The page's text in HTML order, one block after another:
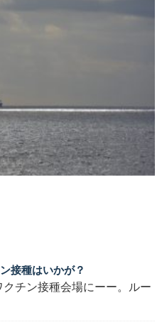
接種はいかが？
チン接種会場にーー。ルー